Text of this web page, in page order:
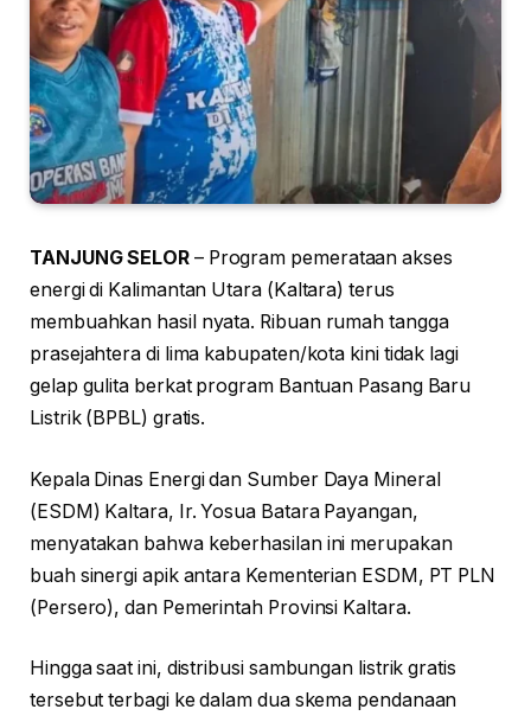
TANJUNG SELOR– Program pemerataan akses
energi di Kalimantan Utara (Kaltara) terus
membuahkan hasil nyata. Ribuan rumah tangga
prasejahtera di lima kabupaten/kota kini tidak lagi
gelap gulita berkat program Bantuan Pasang Baru
Listrik (BPBL) gratis.
Kepala Dinas Energi dan Sumber Daya Mineral
(ESDM) Kaltara, Ir. Yosua Batara Payangan,
menyatakan bahwa keberhasilan ini merupakan
buah sinergi apik antara Kementerian ESDM, PT PLN
(Persero), dan Pemerintah Provinsi Kaltara.
Hingga saat ini, distribusi sambungan listrik gratis
tersebut terbagi ke dalam dua skema pendanaan